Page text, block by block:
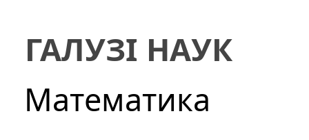
ГАЛУЗІ НАУК
Математика